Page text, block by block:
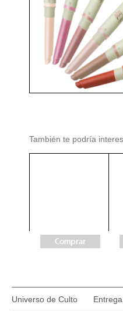
También te podría
Comprar
Universo de Culto